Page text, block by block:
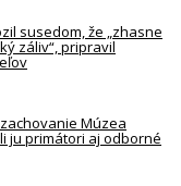
susedom, že „zhasne
záliv“, pripravil
Múzea
ju primátori aj odborné